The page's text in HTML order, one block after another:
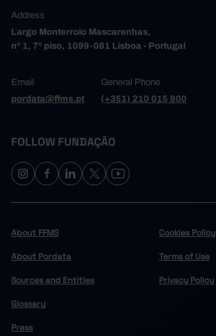
2008
505.4
2009
484.0
┴483.3
2012
479.0
2014
2015
2016
2019
680.2
2020
221.2
2021
Address
Largo Monterroio Mascarenhas,
nº 1, 7º piso, 1099-081 Lisboa - Portugal
Email
pordata@ffms.pt
General Phone
(+351) 210 015 800
FOLLOW FUNDAÇÃO
About FFMS
About Pordata
Sources and Entities
Glossary
Press
Cookies Policy
Terms of Use
Privacy Policy